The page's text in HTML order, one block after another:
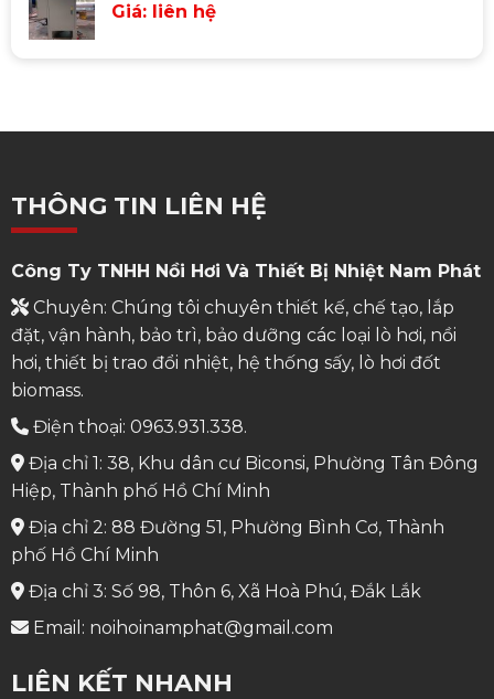
Giá: liên hệ
THÔNG TIN LIÊN HỆ
Công Ty TNHH Nồi Hơi Và Thiết Bị Nhiệt Nam Phát
Chuyên: Chúng tôi chuyên thiết kế, chế tạo, lắp
đặt, vận hành, bảo trì, bảo dưỡng các loại lò hơi, nồi
hơi, thiết bị trao đổi nhiệt, hệ thống sấy, lò hơi đốt
biomass.
Điện thoại: 0963.931.338.
Địa chỉ 1: 38, Khu dân cư Biconsi, Phường Tân Đông
Hiệp, Thành phố Hồ Chí Minh
Địa chỉ 2: 88 Đường 51, Phường Bình Cơ, Thành
phố Hồ Chí Minh
Địa chỉ 3: Số 98, Thôn 6, Xã Hoà Phú, Đắk Lắk
Email: noihoinamphat@gmail.com
LIÊN KẾT NHANH